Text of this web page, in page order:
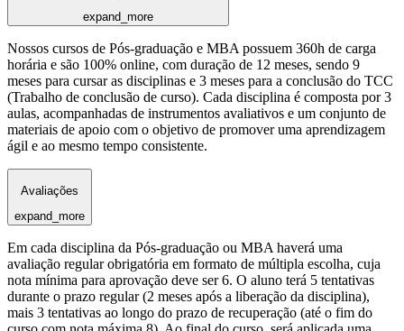
expand_more
Nossos cursos de Pós-graduação e MBA possuem 360h de carga
horária e são 100% online, com duração de 12 meses, sendo 9
meses para cursar as disciplinas e 3 meses para a conclusão do TCC
(Trabalho de conclusão de curso). Cada disciplina é composta por 3
aulas, acompanhadas de instrumentos avaliativos e um conjunto de
materiais de apoio com o objetivo de promover uma aprendizagem
ágil e ao mesmo tempo consistente.
Avaliações
expand_more
Em cada disciplina da Pós-graduação ou MBA haverá uma
avaliação regular obrigatória em formato de múltipla escolha, cuja
nota mínima para aprovação deve ser 6. O aluno terá 5 tentativas
durante o prazo regular (2 meses após a liberação da disciplina),
mais 3 tentativas ao longo do prazo de recuperação (até o fim do